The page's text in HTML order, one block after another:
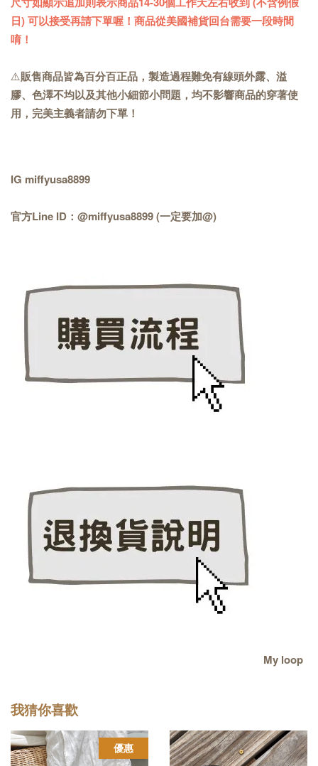
日) 可以接受再請下單喔！商品從美國補貨回台需要一段時間
唷！
⚠️販售商品皆為百分百正品，製造過程難免有線頭外露、溢
膠、色澤不均以及其他小細節小問題，均不影響商品的穿著使
用，完美主義者請勿下單！
IG miffyusa8899
官方Line ID：@miffyusa8899 (一定要加@)
My loop
我猜你喜歡
優惠